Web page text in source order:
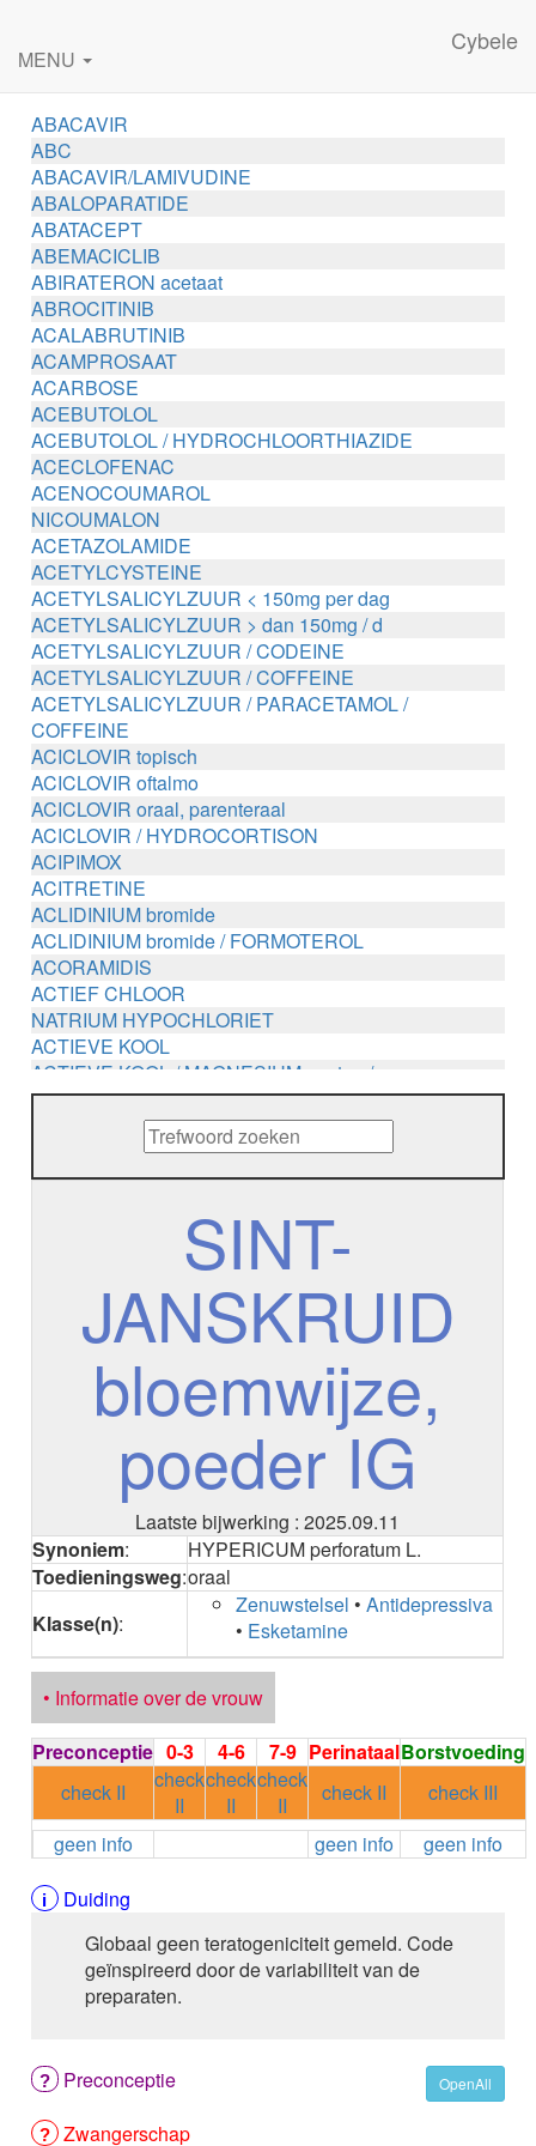
Cybele
MENU
ABACAVIR
ABC
ABACAVIR/LAMIVUDINE
ABALOPARATIDE
ABATACEPT
ABEMACICLIB
ABIRATERON acetaat
ABROCITINIB
ACALABRUTINIB
ACAMPROSAAT
ACARBOSE
ACEBUTOLOL
ACEBUTOLOL / HYDROCHLOORTHIAZIDE
ACECLOFENAC
ACENOCOUMAROL
NICOUMALON
ACETAZOLAMIDE
ACETYLCYSTEINE
ACETYLSALICYLZUUR < 150mg per dag
ACETYLSALICYLZUUR > dan 150mg / d
ACETYLSALICYLZUUR / CODEINE
ACETYLSALICYLZUUR / COFFEINE
ACETYLSALICYLZUUR / PARACETAMOL /
COFFEINE
ACICLOVIR topisch
ACICLOVIR oftalmo
ACICLOVIR oraal, parenteraal
ACICLOVIR / HYDROCORTISON
ACIPIMOX
ACITRETINE
ACLIDINIUM bromide
ACLIDINIUM bromide / FORMOTEROL
ACORAMIDIS
ACTIEF CHLOOR
NATRIUM HYPOCHLORIET
ACTIEVE KOOL
ACTIEVE KOOL / MAGNESIUM zouten /
METHENAMINE
ADALIMUMAB
ADAPALEEN
ADAPALEEN / BENZOYLPEROXIDE
AFLIBERCEPT parenteraal
AFLIBERCEPT intravitreaal
AGALSIDASE alfa
AGALSIDASE bèta
ALBIGLUTIDE
ALBUTREPENONACOG ALFA
Stollingsfactor IX; Factor IX
ALCOHOL
ETHANOL
ALECTINIB
ALEMTUZUMAB
ALENDRONAAT
ALENDRONAAT/VIT D3
ALENDRONAAT / VITAMINE D3 / CACO3
ALFA-1-PROTEINASEREMMER humaan
ALFENTANYL HCl
ALFUZOSINE
ALGELDRAAT / MAGNESIUM HYDROXYDE
ALGINAAT Na / BICARBONAAT Na
ALGINAAT Na / Na BICARBONAAT / CALCIUM
CARBONAAT
ALGINEZUUR
ALGLUCOSIDASE alfa
ALIROCUMAB
ALLOPURINOL
ALMOTRIPTAN
ALOGLIPTINE benzoaat
SINT-
JANSKRUID
bloemwijze,
poeder IG
Laatste bijwerking : 2025.09.11
Synoniem:
HYPERICUM perforatum L.
Toedieningsweg:oraal
Klasse(n):
Zenuwstelsel •Antidepressiva
• Esketamine
• Informatie over de vrouw
Preconceptie 0-3 4-6 7-9 PerinataalBorstvoeding
check II
check
II
check
II
check
II
check II
check III
geen info
geen info
geen info
Duiding
Globaal geen teratogeniciteit gemeld. Code
geïnspireerd door de variabiliteit van de
preparaten.
OpenAll
Preconceptie
Zwangerschap